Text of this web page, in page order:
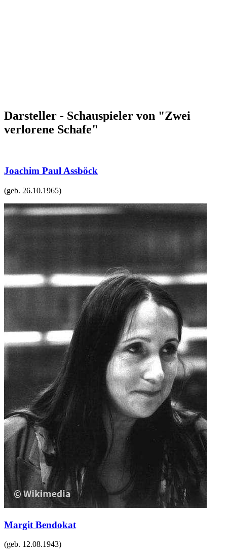
Darsteller - Schauspieler von "Zwei
verlorene Schafe"
Joachim Paul Assböck
(geb. 26.10.1965)
Margit Bendokat
(geb. 12.08.1943)